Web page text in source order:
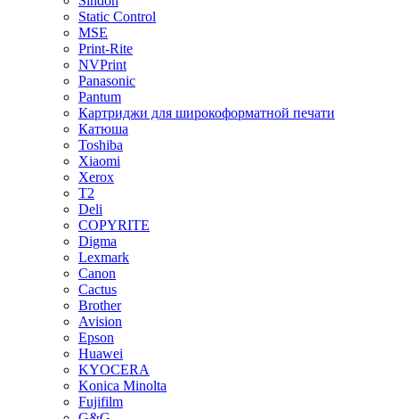
Static Control
MSE
Print-Rite
NVPrint
Panasonic
Pantum
Картриджи для широкоформатной печати
Катюша
Toshiba
Xiaomi
Xerox
T2
Deli
COPYRITE
Digma
Lexmark
Canon
Cactus
Brother
Avision
Epson
Huawei
KYOCERA
Konica Minolta
Fujifilm